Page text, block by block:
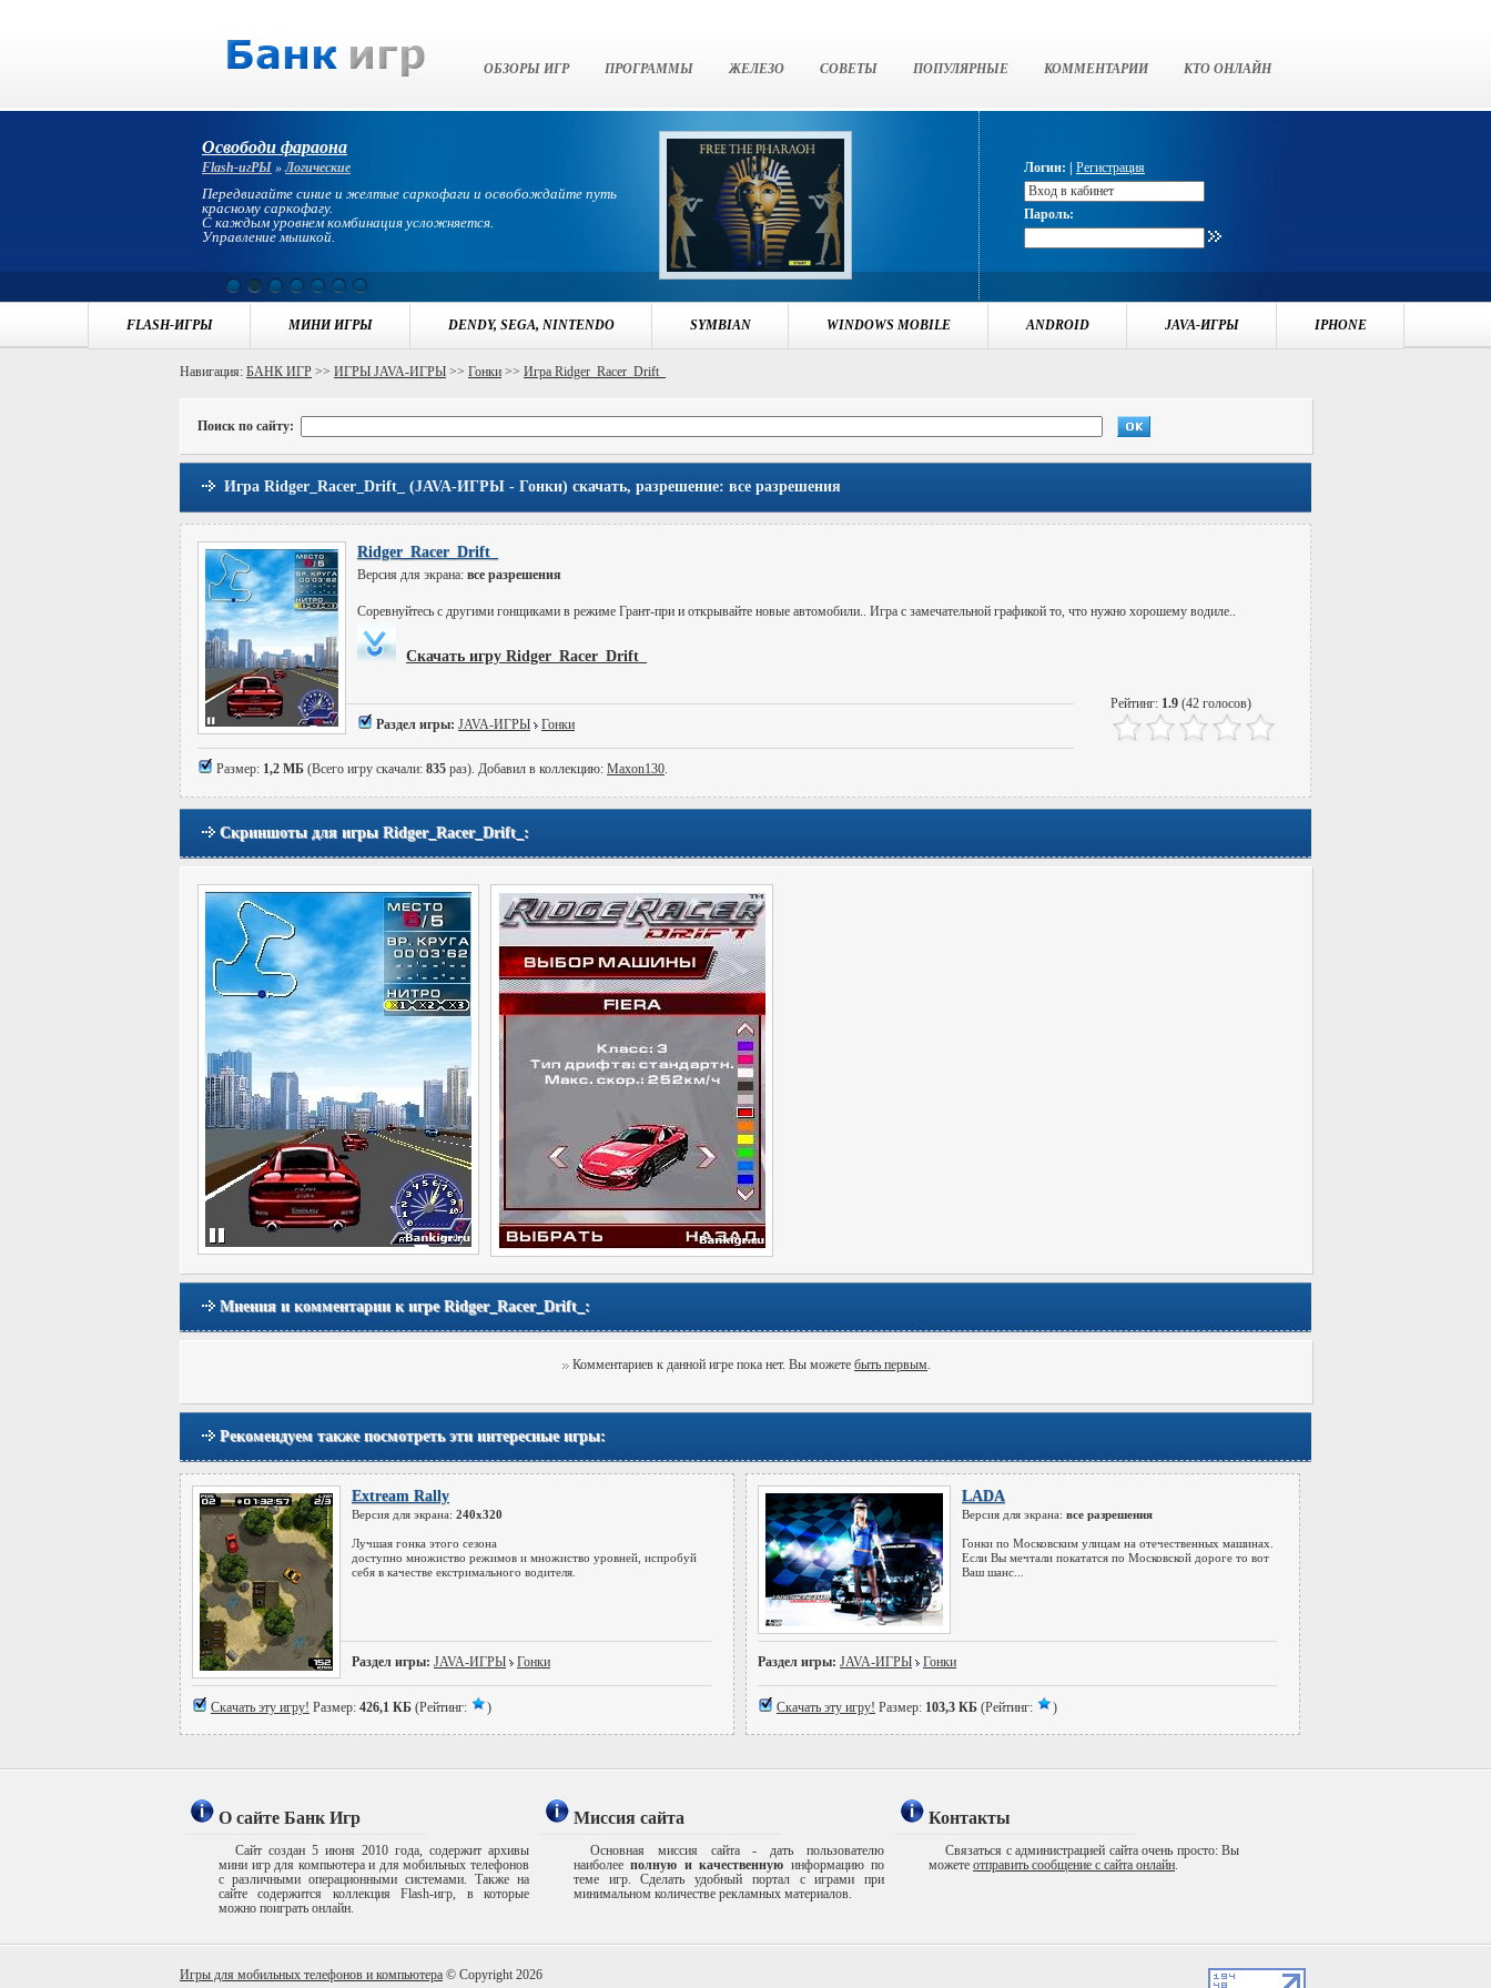
ОБЗОРЫ ИГР ПРОГРАММЫ ЖЕЛЕЗО СОВЕТЫ ПОПУЛЯРНЫЕ КОММЕНТАРИИ КТО ОНЛАЙН
Освободи фараона
Flash-игРЫ »Логические
Передвигайте синие и желтые саркофаги и освобождайте путь
красному саркофагу.
С каждым уровнем комбинация усложняется.
Управление мышкой.
Логин: | Регистрация
Пароль:
FLASH-ИГРЫ МИНИ ИГРЫ DENDY, SEGA, NINTENDO SYMBIAN WINDOWS MOBILE ANDROID JAVA-ИГРЫ IPHONE
Навигация: БАНК ИГР >> ИГРЫ JAVA-ИГРЫ >> Гонки >> Игра Ridger_Racer_Drift_
Поиск по сайту:
Игра Ridger_Racer_Drift_ (JAVA-ИГРЫ - Гонки) скачать, разрешение: все разрешения
Ridger_Racer_Drift_
Версия для экрана: все разрешения
Соревнуйтесь с другими гонщиками в режиме Грант-при и открывайте новые автомобили.. Игра с замечательной графикой то, что нужно хорошему водиле..
Скачать игру Ridger_Racer_Drift_
Рейтинг: 1.9 (42 голосов)
Раздел игры: JAVA-ИГРЫ Гонки
Размер: 1,2 МБ (Всего игру скачали: 835 раз). Добавил в коллекцию: Maxon130.
Скриншоты для игры Ridger_Racer_Drift_:
Мнения и комментарии к игре Ridger_Racer_Drift_:
Комментариев к данной игре пока нет. Вы можете быть первым.
Рекомендуем также посмотреть эти интересные игры:
Extream Rally
Версия для экрана: 240x320
Лучшая гонка этого сезона
доступно множиство режимов и множиство уровней, испробуй
себя в качестве екстримального водителя.
Раздел игры: JAVA-ИГРЫ Гонки
Скачать эту игру! Размер: 426,1 КБ (Рейтинг: )
LADA
Версия для экрана: все разрешения
Гонки по Московским улицам на отечественных машинах.
Если Вы мечтали покататся по Московской дороге то вот
Ваш шанс...
Раздел игры: JAVA-ИГРЫ Гонки
Скачать эту игру! Размер: 103,3 КБ (Рейтинг: )
О сайте Банк Игр
Сайт создан 5 июня 2010 года, содержит архивы
мини игр для компьютера и для мобильных телефонов
с различными операционными системами. Также на
сайте содержится коллекция Flash-игр, в которые
можно поиграть онлайн.
Миссия сайта
Основная миссия сайта - дать пользователю
наиболееполную и качественную информацию по
теме игр. Сделать удобный портал с играми при
минимальном количестве рекламных материалов.
Контакты
Связаться с администрацией сайта очень просто: Вы
можете отправить сообщение с сайта онлайн.
Игры для мобильных телефонов и компьютера © Copyright 2026